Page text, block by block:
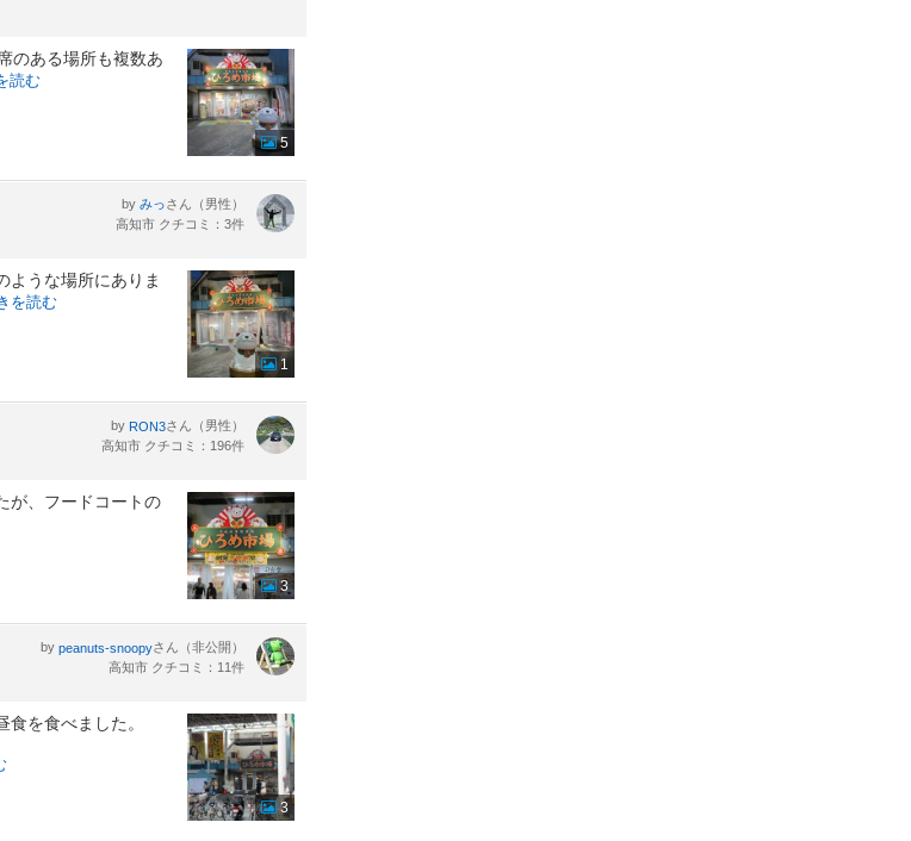
のある場所も複数あ
読む
5
by みっさん（男性）
高知市 クチコミ：3件
ような場所にありま
を読む
1
by RON3さん（男性）
高知市 クチコミ：196件
が、フードコートの
3
by peanuts-snoopyさん（非公開）
高知市 クチコミ：11件
を食べました。
3